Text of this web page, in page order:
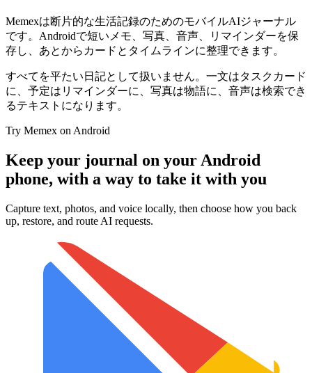
Memexは断片的な生活記録のためのモバイルAIジャーナル
です。Androidで短いメモ、写真、音声、リマインダーを保
存し、あとからカードとタイムラインに整理できます。
すべてを平たい日記として扱いません。一文はタスクカード
に、予定はリマインダーに、写真は物語に、音声は検索でき
るテキストになります。
Try Memex on Android
Keep your journal on your Android
phone, with a way to take it with you
Capture text, photos, and voice locally, then choose how you back
up, restore, and route AI requests.